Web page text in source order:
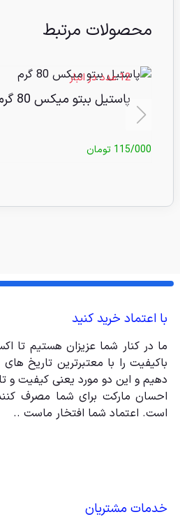
محصولات مرتبط
12 عدد در انبار
پاستیل ببتو میکس 80 گرم
115/000 تومان
با اعتماد خرید کنید
ما در کنار شما عزیزان هستیم تا
باکیفیت را با معتبرترین تاریخ
دهیم و این دو مورد یعنی کیفیت و
احسان مارکت برای شما مصرف
است. اعتماد شما افتخار ماست ..
خدمات مشتریان